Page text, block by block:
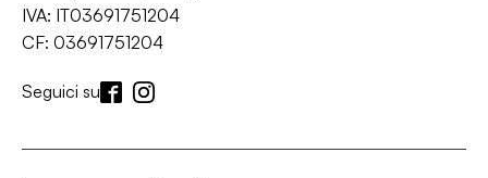
IVA: IT03691751204
CF: 03691751204
Seguici su